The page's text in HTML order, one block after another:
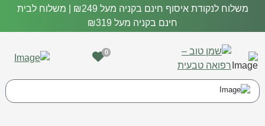
משלוח לנקודת איסוף חינם בקניה מעל ₪249 | משלוח לבית
חינם בקניה מעל ₪319
0